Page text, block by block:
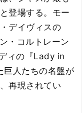
登場する。モー
デイヴィスの
・コルトレーン
ィの『Lady in
巨人たちの名盤が
再現されてい